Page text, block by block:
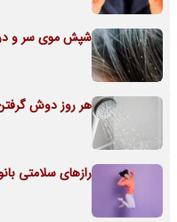
شپش موی سر و
هر روز دوش
رازهای سلامتی